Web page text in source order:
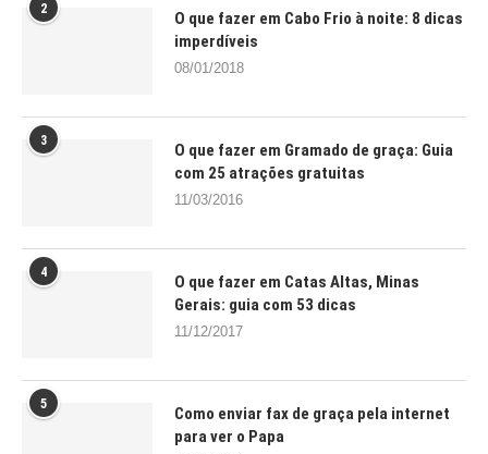
2
O que fazer em Cabo Frio à noite: 8 dicas
imperdíveis
08/01/2018
3
O que fazer em Gramado de graça: Guia
com 25 atrações gratuitas
11/03/2016
4
O que fazer em Catas Altas, Minas
Gerais: guia com 53 dicas
11/12/2017
5
Como enviar fax de graça pela internet
para ver o Papa